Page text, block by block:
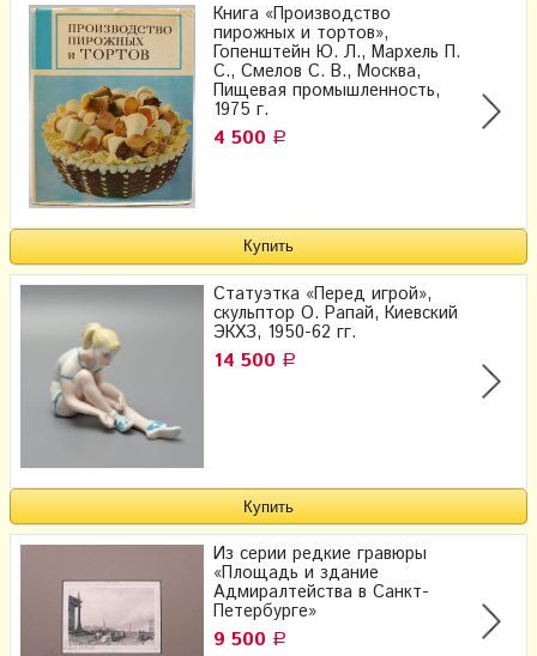
Книга «Производство
пирожных и тортов»,
Гопенштейн Ю. Л., Мархель П.
С., Смелов С. В., Москва,
Пищевая промышленность,
1975 г.
4 500 Р
Статуэтка «Перед игрой»,
скульптор О. Рапай, Киевский
ЭКХЗ, 1950-62 гг.
14 500 Р
Из серии редкие гравюры
«Площадь и здание
Адмиралтейства в Санкт-
Петербурге»
9 500 Р